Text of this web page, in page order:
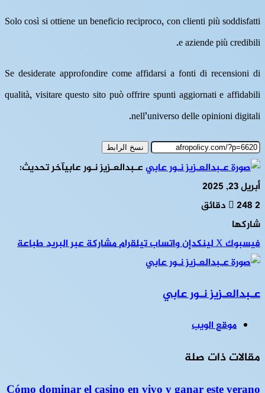
Solo così si ottiene un beneficio reciproco, con clienti più soddisfatti
e aziende più credibili.
Se desiderate approfondire come affidarsi a fonti di recensioni di
qualità, visitare questo sito può offrire spunti aggiornati e affidabili
nell’universo delle opinioni digitali.
نسخ الرابط
عـبدالعـزيز نـور عابيآخر تحديث:
أبريل 23, 2025
2482 دقائق
شاركها
فيسبوك‫Xلينكدإنواتسابتيلقراممشاركة عبر البريدطباعة
عـبدالعـزيز نـور عابي
موقع الويب
مقالات ذات صلة